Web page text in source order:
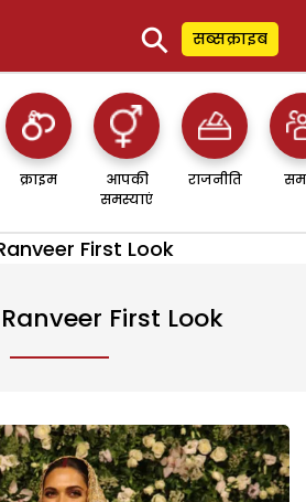
⚲ सब्सक्राइब
क्राइम
आपकी
समस्याएं
राजनीति
First Look
First Look